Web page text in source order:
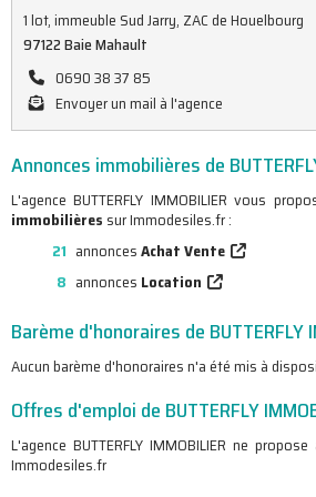
1 lot, immeuble Sud Jarry, ZAC de Houelbourg
97122 Baie Mahault
0690 38 37 85
Envoyer un mail à l'agence
Annonces immobilières de
L'agence BUTTERFLY IMMOBILIER vous
immobilières sur Immodesiles.fr :
21 annoncesAchat Vente
8 annonces Location
Barème d'honoraires de BUTTERFLY
Aucun barème d'honoraires n'a été mis à
Offres d'emploi de BUTTERFLY
L'agence BUTTERFLY IMMOBILIER ne
Immodesiles.fr